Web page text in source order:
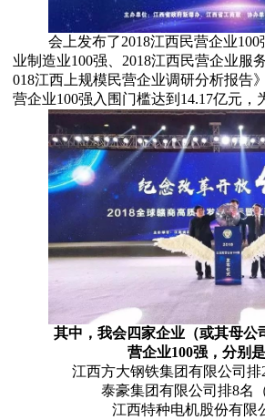
会上发布了2018江西民营企业100
业制造业100强、2018江西民营企业服
018江西上规模民营企业调研分析报告
营企业100强入围门槛达到14.17亿元，
其中，我会四家企业（或其母公
营企业100强，分别是
江西方大钢铁集团有限公司排
泰豪集团有限公司排8名
江西特种电机股份有限